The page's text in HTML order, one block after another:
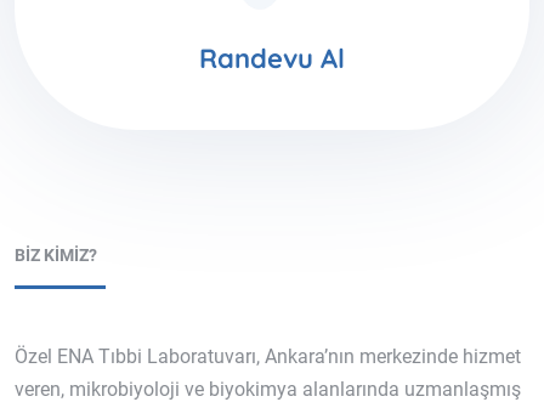
Randevu Al
BIZ KIMIZ?
Özel ENA Tıbbi Laboratuvarı, Ankara’nın merkezinde hizmet
veren, mikrobiyoloji ve biyokimya alanlarında uzmanlaşmış